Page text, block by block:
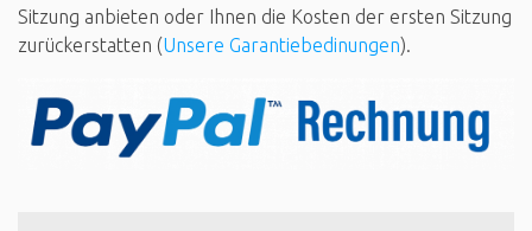
Sitzung anbieten oder Ihnen die Kosten der ersten Sitzung
zurückerstatten (Unsere Garantiebedinungen).